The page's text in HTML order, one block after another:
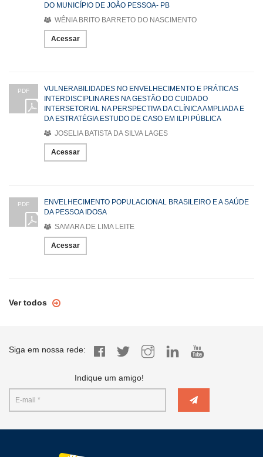
DO MUNICÍPIO DE JOÃO PESSOA- PB
WÊNIA BRITO BARRETO DO NASCIMENTO
Acessar
PDF
VULNERABILIDADES NO ENVELHECIMENTO E PRÁTICAS
INTERDISCIPLINARES NA GESTÃO DO CUIDADO
INTERSETORIAL NA PERSPECTIVA DA CLÍNICA AMPLIADA E
DA ESTRATÉGIA ESTUDO DE CASO EM ILPI PÚBLICA
JOSELIA BATISTA DA SILVA LAGES
Acessar
PDF
ENVELHECIMENTO POPULACIONAL BRASILEIRO E A SAÚDE
DA PESSOA IDOSA
SAMARA DE LIMA LEITE
Acessar
Ver todos
Siga em nossa rede:
Indique um amigo!